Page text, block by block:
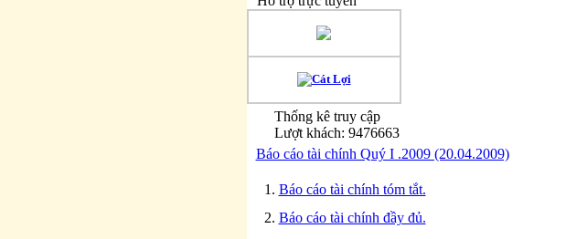
Thống kê truy cập
Lượt khách: 9476663
Báo cáo tài chính Quý I .2009 (20.04.2009)
1. Báo cáo tài chính tóm tắt.
2. Báo cáo tài chính đầy đủ.